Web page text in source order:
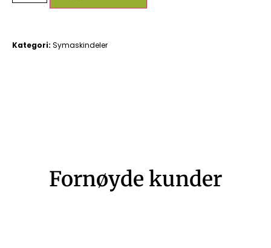
Kategori: Symaskindeler
Fornøyde kunder